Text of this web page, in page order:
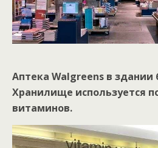
Аптека Walgreens в
Хранилище используется
витаминов.